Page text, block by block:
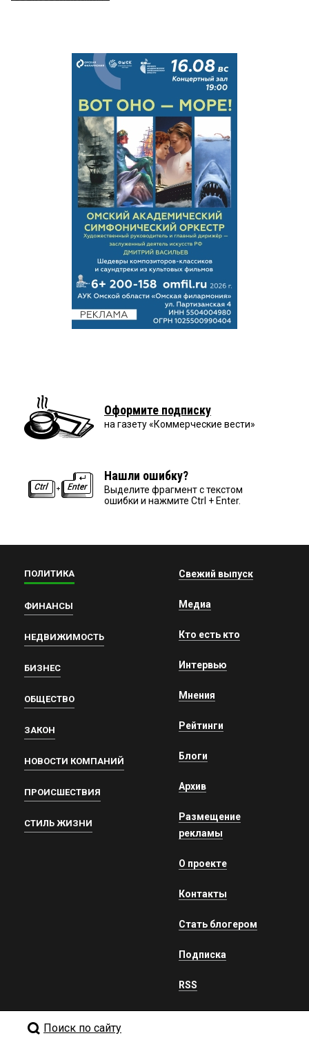
Оформите подписку
на газету «Коммерческие вести»
Нашли ошибку?
Выделите фрагмент с текстом
ошибки и нажмите Ctrl + Enter.
ПОЛИТИКА
ФИНАНСЫ
НЕДВИЖИМОСТЬ
БИЗНЕС
ОБЩЕСТВО
ЗАКОН
НОВОСТИ КОМПАНИЙ
ПРОИСШЕСТВИЯ
СТИЛЬ ЖИЗНИ
Свежий выпуск
Медиа
Кто есть кто
Интервью
Мнения
Рейтинги
Блоги
Архив
Размещение
рекламы
О проекте
Контакты
Стать блогером
Подписка
RSS
Поиск по сайту